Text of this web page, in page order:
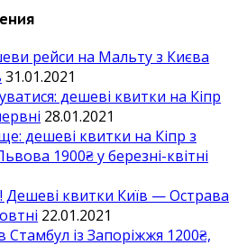
рейси на Мальту з Києва
31.01.2021
дешеві квитки на Кіпр
28.01.2021
дешеві квитки на Кіпр з
1900₴ у березні-квітні
Дешеві квитки Київ — Острава
22.01.2021
із Запоріжжя 1200₴,